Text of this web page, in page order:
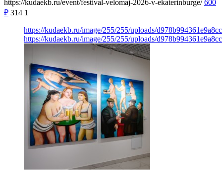
https://kudaekb.ru/event/festival-velomaj-2026-v-ekaterinburge/ 600
₽ 314 1
https://kudaekb.ru/image/255/255/uploads/
https://kudaekb.ru/image/255/255/uploads/